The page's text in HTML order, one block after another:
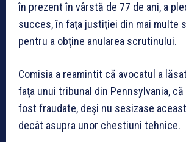
în prezent în vârstă de 77 de ani, a
succes, în faţa justiţiei din mai multe
pentru a obţine anularea scrutinului.
Comisia a reamintit că avocatul a
faţa unui tribunal din Pennsylvania,
fost fraudate, deşi nu sesizase
decât asupra unor chestiuni tehnice.